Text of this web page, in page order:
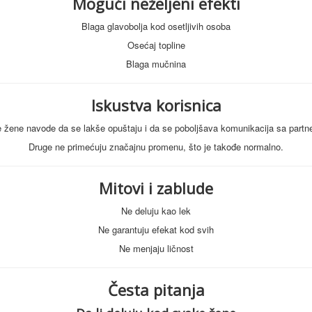
Blaga glavobolja kod osetljivih osoba
Osećaj topline
Blaga mučnina
Iskustva korisnica
žene navode da se lakše opuštaju i da se poboljšava komunikacija sa
Druge ne primećuju značajnu promenu, što je takođe normalno.
Mitovi i zablude
Ne deluju kao lek
Ne garantuju efekat kod svih
Ne menjaju ličnost
Česta pitanja